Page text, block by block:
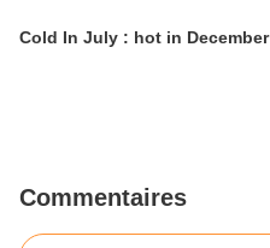
Cold In July : hot in December
Commentaires